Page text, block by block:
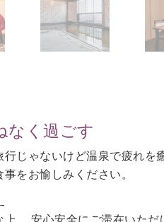
なく過ごす
じゃないけど温泉で疲れを
をお愉しみください。
、 安心安全にご滞在いただ